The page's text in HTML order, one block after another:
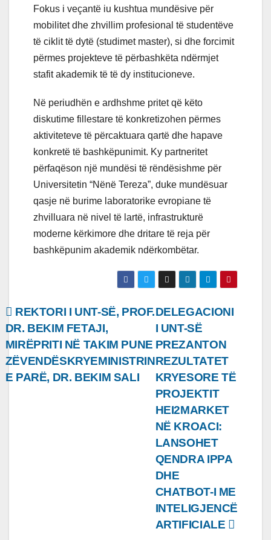
Fokus i veçantë iu kushtua mundësive për
mobilitet dhe zhvillim profesional të studentëve
të ciklit të dytë (studimet master), si dhe forcimit
pёrmes projekteve të përbashkëta ndërmjet
stafit akademik të të dy institucioneve.
Në periudhën e ardhshme pritet që këto
diskutime fillestare të konkretizohen përmes
aktiviteteve të përcaktuara qartë dhe hapave
konkretë të bashkëpunimit. Ky partneritet
përfaqëson një mundësi të rëndësishme për
Universitetin “Nënë Tereza”, duke mundësuar
qasje në burime laboratorike evropiane të
zhvilluara në nivel të lartë, infrastrukturë
moderne kërkimore dhe dritare të reja për
bashkëpunim akademik ndërkombëtar.
Lëvizje
te
postimet
DELEGACIONI
I UNT-SË
PREZANTON
REZULTATET
KRYESORE TË
PROJEKTIT
HEI2MARKET
NË KROACI:
LANSOHET
QENDRA IPPA
DHE
CHATBOT-I ME
INTELIGJENCË
ARTIFICIALE
REKTORI I UNT-SË, PROF.
DR. BEKIM FETAJI,
MIRËPRITI NË TAKIM PUNE
ZËVENDËSKRYEMINISTRIN
E PARË, DR. BEKIM SALI